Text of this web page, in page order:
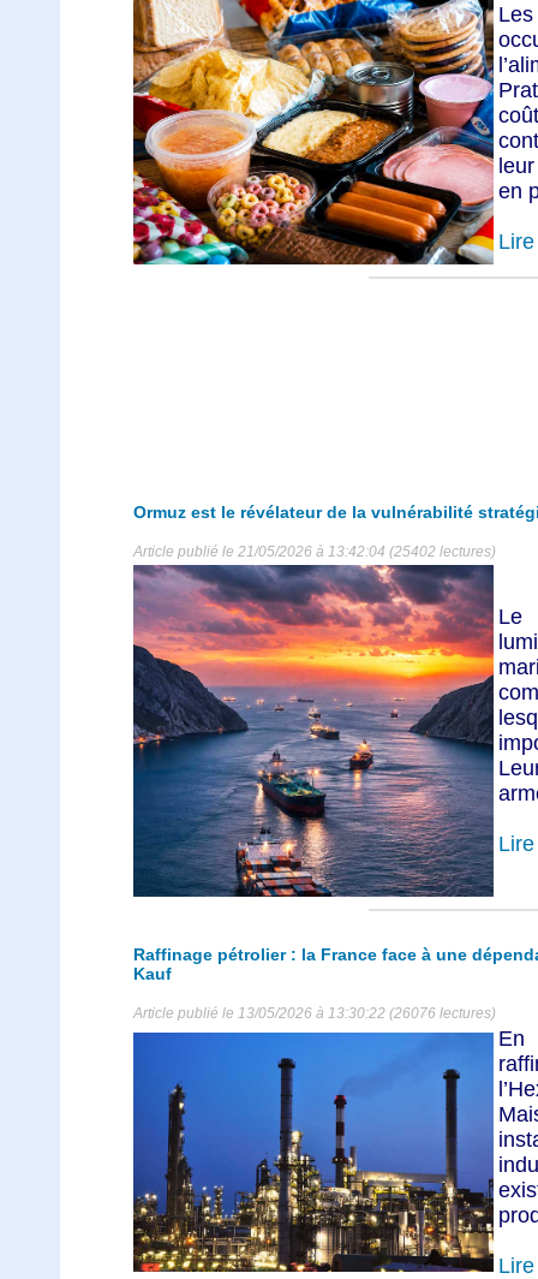
en
Ormuz est le révélateur de la vulnérabilité
Article publié le 21/05/2026 à 13:42:04 (25402 lectures)
Le
Raffinage pétrolier : la France face à une
Kauf
Article publié le 13/05/2026 à 13:30:22 (26076 lectures)
En